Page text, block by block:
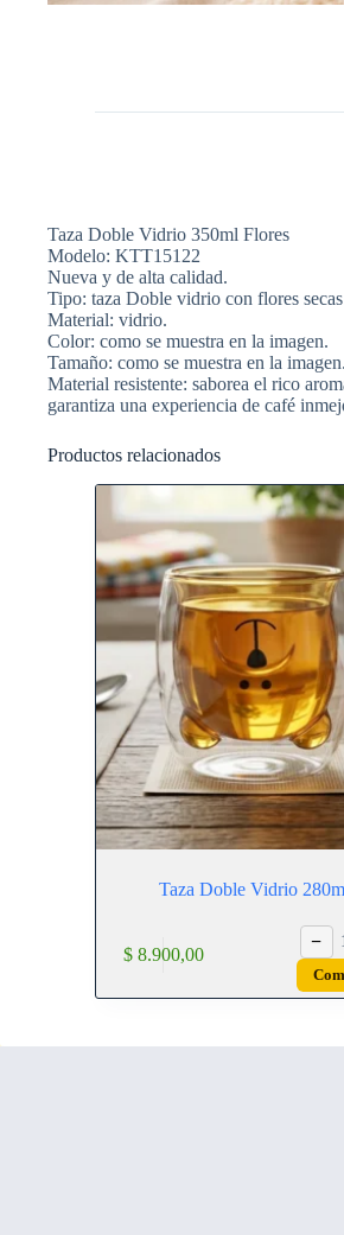
Taza Doble Vidrio 350ml Flores
Modelo: KTT15122
Nueva y de alta calidad.
Tipo: taza Doble vidrio con flores
Material: vidrio.
Color: como se muestra en la imagen.
Tamaño: como se muestra en la imagen.
Material resistente: saborea el rico
garantiza una experiencia de café
Productos relacionados
Taza Doble Vidrio
$8.900,00
− 1